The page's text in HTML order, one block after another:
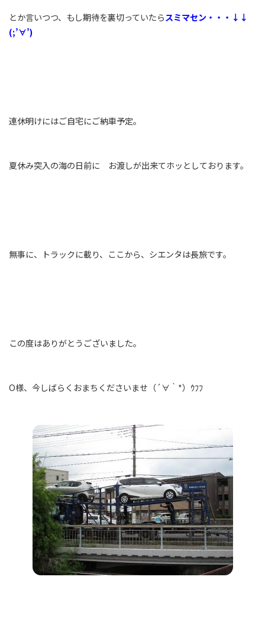
とか言いつつ、もし期待を裏切っていたら スミマセン・・・↓↓
(;’∀’)
連休明けにはご自宅にご納車予定。
夏休み突入の海の日前に お渡しが出来てホッとしております。
無事に、トラックに載り、ここから、シエンタは長旅です。
この度はありがとうございました。
O様、今しばらくおまちくださいませ（´∀｀*）ｳﾌﾌ